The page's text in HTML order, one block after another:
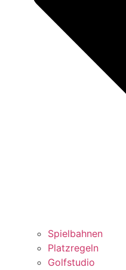
Spielbahnen
Platzregeln
Golfstudio